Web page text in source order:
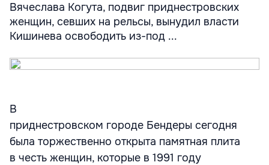
Вячеслава Когута, подвиг приднестровских
женщин, севших на рельсы, вынудил власти
Кишинева освободить из-под ...
В
приднестровском городе Бендеры сегодня
была торжественно открыта памятная плита
в честь женщин, которые в 1991 году